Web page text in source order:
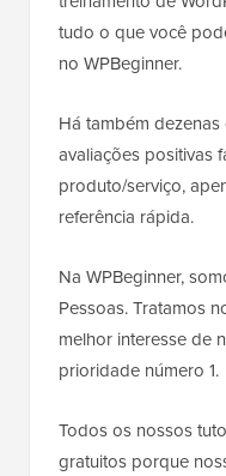
tudo o que você
no WPBeginner.
Há também
avaliações positivas
produto/serviço,
referência rápida.
Na WPBeginner,
Pessoas. Tratamos
melhor interesse de
prioridade número 1.
Todos os nossos
gratuitos porque